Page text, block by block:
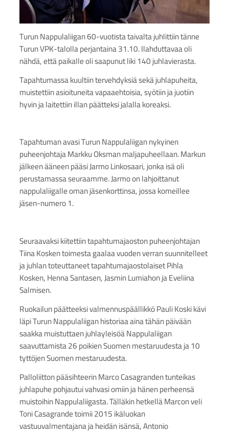
Turun Nappulaliigan 60-vuotista taivalta juhlittiin tänne
Turun VPK-talolla perjantaina 31.10. Ilahduttavaa oli
nähdä, että paikalle oli saapunut liki 140 juhlavierasta.
Tapahtumassa kuultiin tervehdyksiä sekä juhlapuheita,
muistettiin asioituneita vapaaehtoisia, syötiin ja juotiin
hyvin ja laitettiin illan päätteksi jalalla koreaksi.
Tapahtuman avasi Turun Nappulaliigan nykyinen
puheenjohtaja Markku Oksman maljapuheellaan. Markun
jälkeen ääneen pääsi Jarmo Linkosaari, jonka isä oli
perustamassa seuraamme. Jarmo on lahjoittanut
nappulaliigalle oman jäsenkorttinsa, jossa komeillee
jäsen-numero 1.
Seuraavaksi kiitettiin tapahtumajaoston puheenjohtajan
Tiina Kosken toimesta gaalaa vuoden verran suunnitelleet
ja juhlan toteuttaneet tapahtumajaostolaiset Pihla
Kosken, Henna Santasen, Jasmin Lumiahon ja Eveliina
Salmisen.
Ruokailun päätteeksi valmennuspäällikkö Pauli Koski kävi
läpi Turun Nappulaliigan historiaa aina tähän päivään
saakka muistuttaen juhlayleisöä Nappulaliigan
saavuttamista 26 poikien Suomen mestaruudesta ja 10
tyttöjen Suomen mestaruudesta.
Palloliitton pääsihteerin Marco Casagranden tunteikas
juhlapuhe pohjautui vahvasi omiin ja hänen perheensä
muistoihin Nappulaliigasta. Tälläkin hetkellä Marcon veli
Toni Casagrande toimii 2015 ikäluokan
vastuuvalmentajana ja heidän isänsä, Antonio